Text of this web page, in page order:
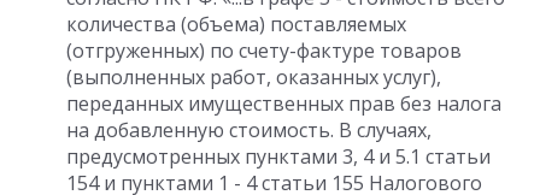
количества (объема) поставляемых
(отгруженных) по счету-фактуре товаров
(выполненных работ, оказанных услуг),
переданных имущественных прав без налога
на добавленную стоимость. В случаях,
предусмотренных пунктами 3, 4 и 5.1 статьи
154 и пунктами 1 - 4 статьи 155 Налогового